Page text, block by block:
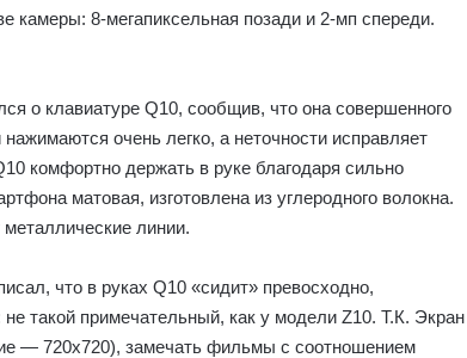
8-мегапиксельная позади и 2-мп спереди.
о клавиатуре Q10, сообщив, что она совершенного
очень легко, а неточности исправляет
комфортно держать в руке благодаря сильно
матовая, изготовлена из углеродного волокна.
линии.
что в руках Q10 «сидит» превосходно,
такой примечательный, как у модели Z10. Т.К. Экран
— 720х720), замечать фильмы с соотношением